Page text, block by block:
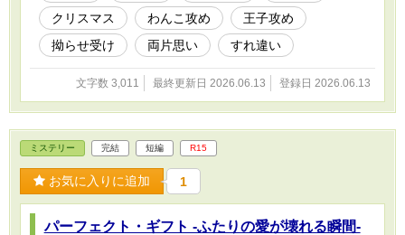
クリスマス
わんこ攻め
王子攻め
拗らせ受け
両片思い すれ違い
文字数 3,011 最終更新日 2026.06.13 登録日 2026.06.13
ミステリー 完結 短編 R15
お気に入りに追加 1
パーフェクト・ギフト -ふたりの愛が壊れる瞬間-